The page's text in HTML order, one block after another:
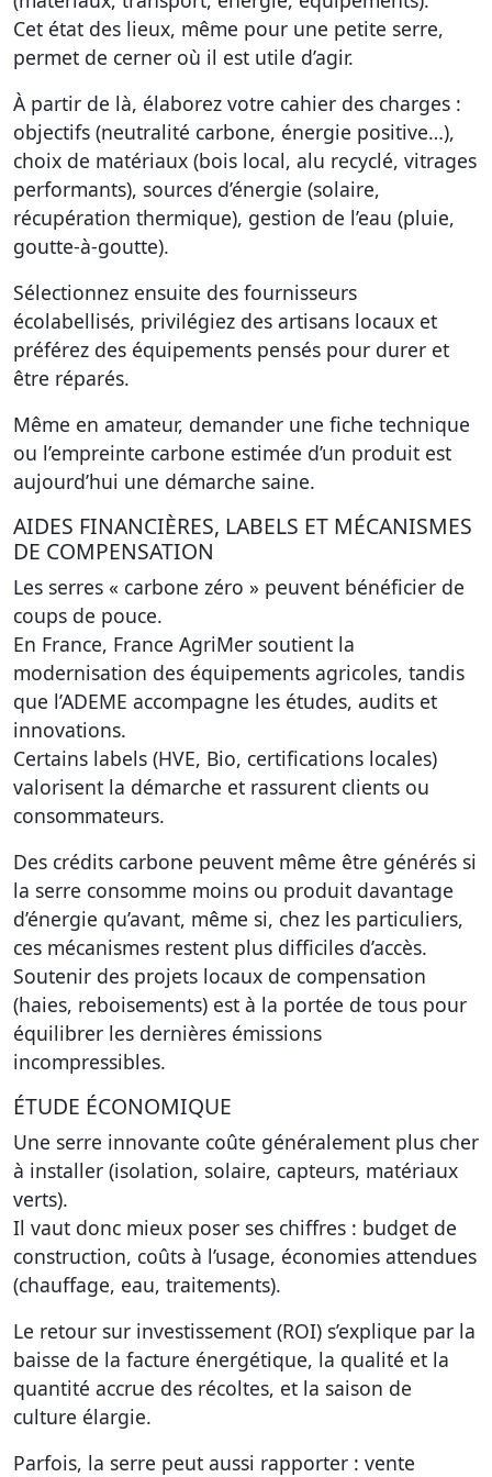
Cet état des lieux, même pour une petite serre,
permet de cerner où il est utile d’agir.
À partir de là, élaborez votre cahier des charges :
objectifs (neutralité carbone, énergie positive…),
choix de matériaux (bois local, alu recyclé, vitrages
performants), sources d’énergie (solaire,
récupération thermique), gestion de l’eau (pluie,
goutte-à-goutte).
Sélectionnez ensuite des fournisseurs
écolabellisés, privilégiez des artisans locaux et
préférez des équipements pensés pour durer et
être réparés.
Même en amateur, demander une fiche technique
ou l’empreinte carbone estimée d’un produit est
aujourd’hui une démarche saine.
AIDES FINANCIÈRES, LABELS ET MÉCANISMES
DE COMPENSATION
Les serres « carbone zéro » peuvent bénéficier de
coups de pouce.
En France, France AgriMer soutient la
modernisation des équipements agricoles, tandis
que l’ADEME accompagne les études, audits et
innovations.
Certains labels (HVE, Bio, certifications locales)
valorisent la démarche et rassurent clients ou
consommateurs.
Des crédits carbone peuvent même être générés si
la serre consomme moins ou produit davantage
d’énergie qu’avant, même si, chez les particuliers,
ces mécanismes restent plus difficiles d’accès.
Soutenir des projets locaux de compensation
(haies, reboisements) est à la portée de tous pour
équilibrer les dernières émissions
incompressibles.
ÉTUDE ÉCONOMIQUE
Une serre innovante coûte généralement plus cher
à installer (isolation, solaire, capteurs, matériaux
verts).
Il vaut donc mieux poser ses chiffres : budget de
construction, coûts à l’usage, économies attendues
(chauffage, eau, traitements).
Le retour sur investissement (ROI) s’explique par la
baisse de la facture énergétique, la qualité et la
quantité accrue des récoltes, et la saison de
culture élargie.
Parfois, la serre peut aussi rapporter : vente